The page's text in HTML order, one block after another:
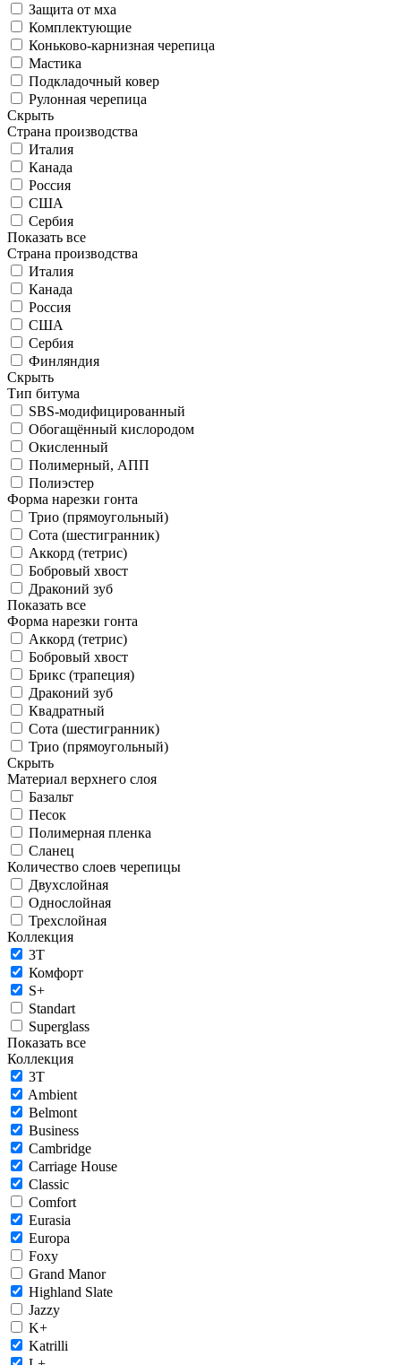
Защита от мха
Комплектующие
Коньково-карнизная черепица
Мастика
Подкладочный ковер
Рулонная черепица
Скрыть
Страна производства
Италия
Канада
Россия
США
Сербия
Показать все
Страна производства
Италия
Канада
Россия
США
Сербия
Финляндия
Скрыть
Тип битума
SBS-модифицированный
Обогащённый кислородом
Окисленный
Полимерный, АПП
Полиэстер
Форма нарезки гонта
Трио (прямоугольный)
Сота (шестигранник)
Аккорд (тетрис)
Бобровый хвост
Драконий зуб
Показать все
Форма нарезки гонта
Аккорд (тетрис)
Бобровый хвост
Брикс (трапеция)
Драконий зуб
Квадратный
Сота (шестигранник)
Трио (прямоугольный)
Скрыть
Материал верхнего слоя
Базальт
Песок
Полимерная пленка
Сланец
Количество слоев черепицы
Двухслойная
Однослойная
Трехслойная
Коллекция
3T
Комфорт
S+
Standart
Superglass
Показать все
Коллекция
3T
Ambient
Belmont
Business
Cambridge
Carriage House
Classic
Comfort
Eurasia
Europa
Foxy
Grand Manor
Highland Slate
Jazzy
K+
Katrilli